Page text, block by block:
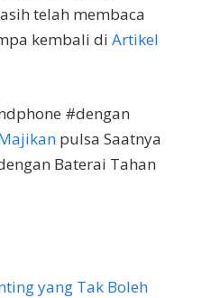
telah membaca
kembali di Artikel
#dengan
pulsa Saatnya
Baterai Tahan
yang Tak Boleh